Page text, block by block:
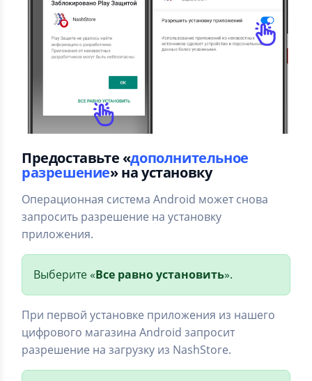
Предоставьте «дополнительное
разрешение» на установку
Операционная система Android может снова
запросить разрешение на установку
приложения.
Выберите «Все равно установить».
При первой установке приложения из нашего
цифрового магазина Android запросит
разрешение на загрузку из NashStore.